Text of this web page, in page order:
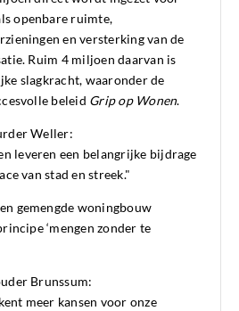
openbare ruimte,
en versterking van de
Ruim 4 miljoen daarvan is
slagkracht, waaronder de
beleid Grip op Wonen.
Weller:
leveren een belangrijke bijdrage
van stad en streek."
gemengde woningbouw
‘mengen zonder te
Brunssum:
meer kansen voor onze